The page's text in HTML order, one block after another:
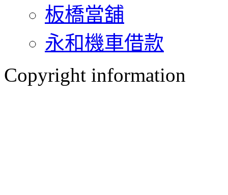
板橋當舖
永和機車借款
Copyright information